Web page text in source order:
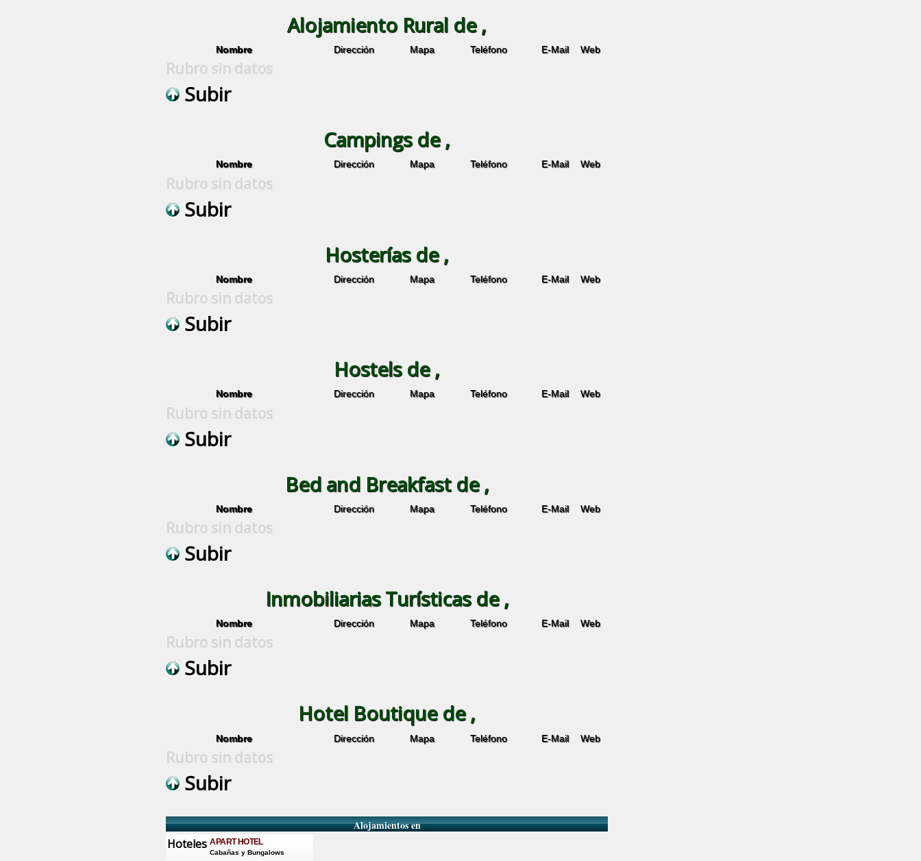
Alojamiento Rural de ,
Nombre Dirección Mapa Teléfono E-Mail Web
Rubro sin datos
Subir
Campings de ,
Nombre Dirección Mapa Teléfono E-Mail Web
Rubro sin datos
Subir
Hosterías de ,
Nombre Dirección Mapa Teléfono E-Mail Web
Rubro sin datos
Subir
Hostels de ,
Nombre Dirección Mapa Teléfono E-Mail Web
Rubro sin datos
Subir
Bed and Breakfast de ,
Nombre Dirección Mapa Teléfono E-Mail Web
Rubro sin datos
Subir
Inmobiliarias Turísticas de ,
Nombre Dirección Mapa Teléfono E-Mail Web
Rubro sin datos
Subir
Hotel Boutique de ,
Nombre Dirección Mapa Teléfono E-Mail Web
Rubro sin datos
Subir
Alojamientos en
Hoteles APART HOTEL
Cabañas y Bungalows